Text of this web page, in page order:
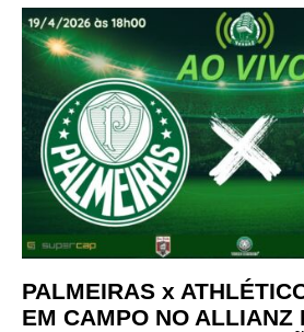
PALMEIRAS x
EM CAMPO NO ALLIANZ